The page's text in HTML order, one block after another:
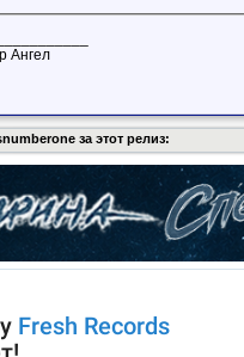
Ангел
за этот релиз: